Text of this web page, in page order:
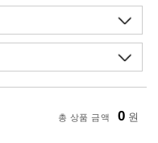
총 상품 금액 0 원